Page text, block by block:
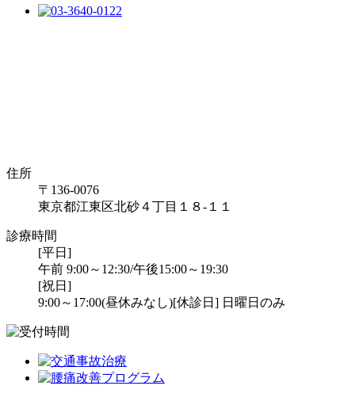
住所
〒136-0076
東京都江東区北砂４丁目１８-１１
診療時間
[平日]
午前 9:00～12:30/午後15:00～19:30
[祝日]
9:00～17:00(昼休みなし)[休診日] 日曜日のみ